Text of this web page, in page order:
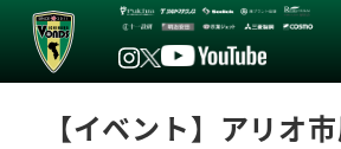
【イベント】アリオ